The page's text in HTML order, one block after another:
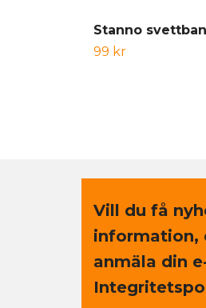
Stanno
99 kr
Vill du få
information,
anmäla din